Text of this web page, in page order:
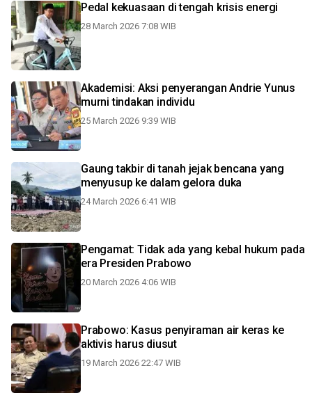
Pedal kekuasaan di tengah krisis energi
28 March 2026 7:08 WIB
Akademisi: Aksi penyerangan Andrie Yunus
murni tindakan individu
25 March 2026 9:39 WIB
Gaung takbir di tanah jejak bencana yang
menyusup ke dalam gelora duka
24 March 2026 6:41 WIB
Pengamat: Tidak ada yang kebal hukum pada
era Presiden Prabowo
20 March 2026 4:06 WIB
Prabowo: Kasus penyiraman air keras ke
aktivis harus diusut
19 March 2026 22:47 WIB